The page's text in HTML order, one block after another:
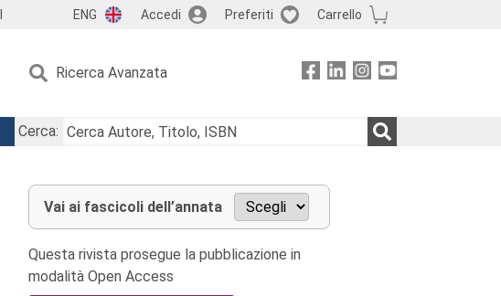
ENG Accedi Preferiti Carrello
Ricerca Avanzata
Cerca:
Vai ai fascicoli dell’annata
Questa rivista prosegue la pubblicazione in
modalità Open Access